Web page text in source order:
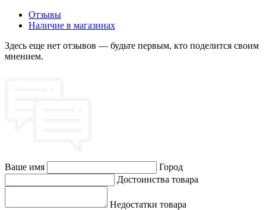
Отзывы
Наличие в магазинах
Здесь еще нет отзывов — будьте первым, кто поделится своим
мнением.
Ваше имя
Город
Достоинства товара
Недостатки товара